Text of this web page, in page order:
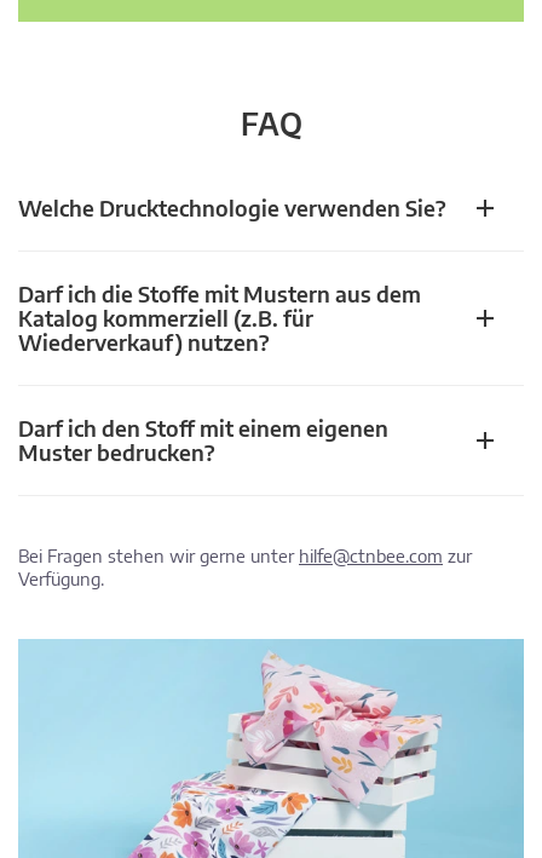
FAQ
Welche Drucktechnologie verwenden Sie?
Darf ich die Stoffe mit Mustern aus dem
Katalog kommerziell (z.B. für
Wiederverkauf) nutzen?
Darf ich den Stoff mit einem eigenen
Muster bedrucken?
Bei Fragen stehen wir gerne unter hilfe@ctnbee.com zur
Verfügung.